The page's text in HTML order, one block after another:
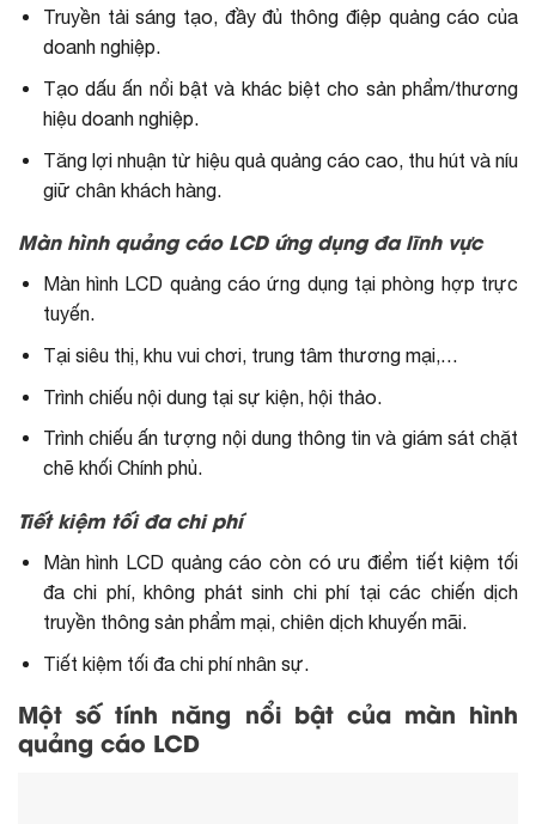
Truyền tải sáng tạo, đầy đủ thông điệp quảng cáo của
doanh nghiệp.
Tạo dấu ấn nổi bật và khác biệt cho sản phẩm/thương
hiệu doanh nghiệp.
Tăng lợi nhuận từ hiệu quả quảng cáo cao, thu hút và níu
giữ chân khách hàng.
Màn hình quảng cáo LCD ứng dụng đa lĩnh vực
Màn hình LCD quảng cáo ứng dụng tại phòng hợp trực
tuyến.
Tại siêu thị, khu vui chơi, trung tâm thương mại,…
Trình chiếu nội dung tại sự kiện, hội thảo.
Trình chiếu ấn tượng nội dung thông tin và giám sát chặt
chẽ khối Chính phủ.
Tiết kiệm tối đa chi phí
Màn hình LCD quảng cáo còn có ưu điểm tiết kiệm tối
đa chi phí, không phát sinh chi phí tại các chiến dịch
truyền thông sản phẩm mại, chiên dịch khuyến mãi.
Tiết kiệm tối đa chi phí nhân sự.
Một số tính năng nổi bật của màn hình
quảng cáo LCD